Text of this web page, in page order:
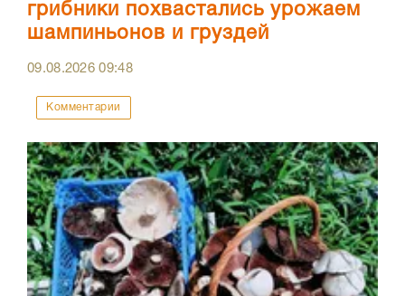
грибники похвастались урожаем
шампиньонов и груздей
09.08.202609:48
Комментарии